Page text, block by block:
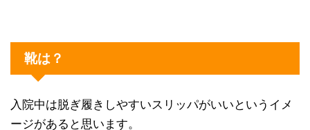
靴は？
入院中は脱ぎ履きしやすいスリッパがいいというイメ
ージがあると思います。